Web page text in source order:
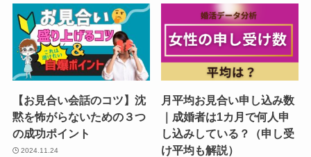
【お見合い会話のコツ】沈
黙を怖がらないための３つ
の成功ポイント
2024.11.24
月平均お見合い申し込み数
｜成婚者は1カ月で何人申
し込みしている？（申し受
け平均も解説）